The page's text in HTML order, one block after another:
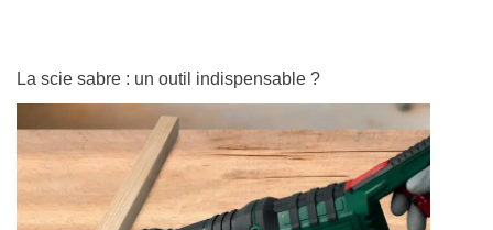
La scie sabre : un outil indispensable ?